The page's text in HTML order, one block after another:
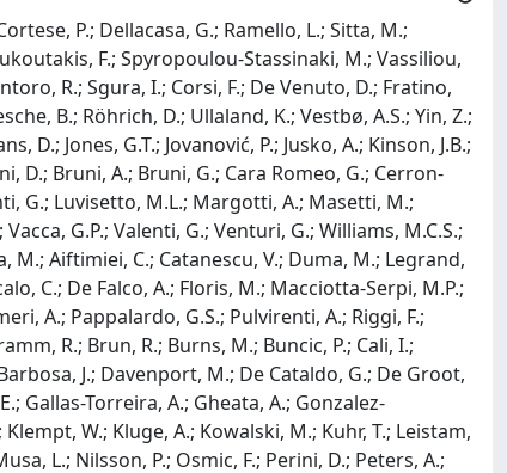
Castro, J.; Martinez Davalos, A.; Menchaca-Rocha, A.; Montano Zetina, L.M.; Nellen, L.; Solano, J.; Vergara, S.; Zepeda, A.; Goloubeva, M.B.; Gouber, F.F.; Karavichev, O.V.; Karavicheva, T.L.; Karpechev, E.V.; Kourepin, A.B.; Maevskaia, A.I.; Marin, V.V.; Pshenichnov, I.A.; Razine, V.I.; Rechetin, A.I.; Shileev, K.A.; Topilskaia, N.S.; Akindinov, A.N.; Golovine, V.; Kaidalov, A.B.; Kats, M.M.; Kiselev, I.T.; Kiselev, S.M.; Lioublev, E.; Martemiyanov, A.N.; Polozov, P.A.; Serov, V.S.; Smirnitski, A.V.; Tchoumakov, M.M.; Vetlitski, I.A.; Volochine, K.G.; Vorobiev, L.S.; Zagreev, B.V.; Aleksandrov, D.; Antonenko, V.; Beliaev, S.; Fokine, S.; Ippolitov, M.; Karadjev, K.; Lebedev, V.; Manko, V.I.; Moukhanova, T.; Nianine, A.; Nikolaev, S.; Nikouline, S.; Patarakine, O.; Peressounko, D.; Sibiriak, I.; Tsvetkov, A.; Vasiliev, A.; Vinogradov, A.; Volkov, M.; Yushmanov, I.; Grigoriev, V.A.; Kaplin, V.A.; Loginov, V.A.; Baumann, C.; Bucher, D.; Glasow, R.; Gottschlag, H.; Heine, N.; Reygers, K.; Santo, R.; Verhoeven, W.; Wessels, J.; Zaudtke, O.; Aphecetche, L.; Boucham, A.; Boudjemline, K.; Conesa-Balbestre, G.; Cussonneau, J.P.; Delagrange, H.; Dialinas, M.; Finck, C.; Erazmus, B.; Germain, M.; Lautridou, P.; Lefèvre, F.; Luquin, L.; Martin, L.; Martinez, G.; Ravel, O.; Roy, C.; Tournaire, A.; Frolov, A.R.; Pestov, I.N.; Awes, T.; Cherney, M.; Swanger, M.; Comets, M.P.; Courtat, P.; Espagnon, B.; Hřivnáčová, I.; Kunne, R.; Le Bornec, Y.; Mac Cormick, M.; Peyré, J.; Pouthas, J.; Rousseau, S.; Willis, N.; Bravina, L.; Løvhøiden, G.; Skaali, B.; Tveter, T.S.; Vik, T.; Wikne, J.C.; Wormald, D.; Antinori, F.; Dainese, A.; Fabris, D.; Lunardon, M.; Morando, M.; Moretto, S.; Pepato, A.; Quercigh, E.; Scarlassara, F.; Segato, G.; Turrisi, R.; Viesti, G.; Beitlerova, A.; Mareš, J.; Mihoková, E.; Nikl, M.; Píška, K.; Polák, K.; Závada, P.; Bogolyubsky, M.Yu.; Britvitch, G.I.; Khaoustov, G.V.; Kharlov, I.V.; Konstantinov, S.A.; Minaev, N.G.; Petrov, V.S.; Polichtchouk, B.V.; Sadovsky, S.A.; Semenov, P.A.; Soloviev, A.S.; Victorov, V.A.; Fernandez Tellez, A.; Gamez Flores, E.; Lopez, R.; Roman, S.; Vargas, M.A.; Adamová, D.; Kouchpil, S.; Kouchpil, V.; Kugler, A.; Šumbera, M.; Tlustý, P.; Wagner, V.; Di Liberto, S.; Mazzoni, M.A.; Meddi, F.; Urciuoli, G.M.; Anfreville, M.; Baldisseri, A.; Borel, H.; Cacaut, D.; Dumonteil, E.; Durand, R.; De Girolamo, P.; Gosset, J.; Hardy, P.; Hennion, V.; Herlant, S.; Orsini, F.; Pénichot, Y.; Pereira, H.; Salasca, S.; Staley, F.M.; Usseglio, M.; De Caro, A.; De Pasquale, S.; Di Bartolomeo, A.; Fusco Girard, M.; Grella, G.; Guida, M.; Romano, G.; Sellitto, S.; Virgili, T.; Basmanov, V.; Budn